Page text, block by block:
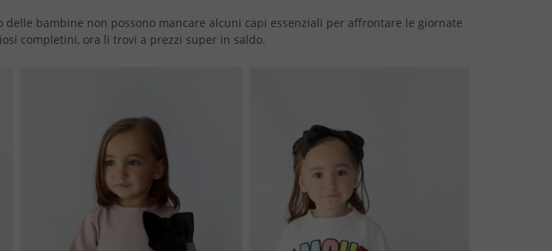
bambine non possono mancare alcuni capi essenziali per affrontare le giornate
completini, ora li trovi a prezzi super in saldo.